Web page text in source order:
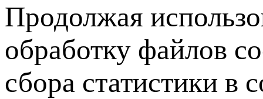
Продолжая
обработку файлов
сбора статистики в